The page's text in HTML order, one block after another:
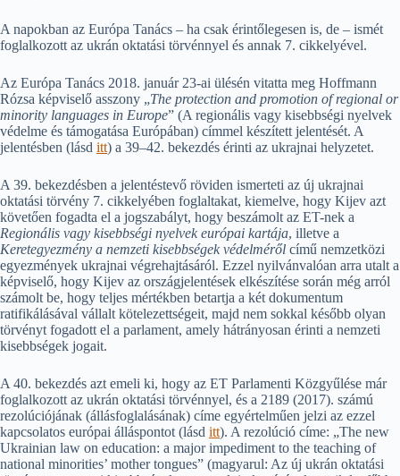
A napokban az Európa Tanács – ha csak érintőlegesen is, de – ismét
foglalkozott az ukrán oktatási törvénnyel és annak 7. cikkelyével.
Az Európa Tanács 2018. január 23-ai ülésén vitatta meg Hoffmann
Rózsa képviselő asszony „The protection and promotion of regional or
minority languages in Europe” (A regionális vagy kisebbségi nyelvek
védelme és támogatása Európában) címmel készített jelentését. A
jelentésben (lásd itt) a 39–42. bekezdés érinti az ukrajnai helyzetet.
A 39. bekezdésben a jelentéstevő röviden ismerteti az új ukrajnai
oktatási törvény 7. cikkelyében foglaltakat, kiemelve, hogy Kijev azt
követően fogadta el a jogszabályt, hogy beszámolt az ET-nek a
Regionális vagy kisebbségi nyelvek európai kartája, illetve a
Keretegyezmény a nemzeti kisebbségek védelméről című nemzetközi
egyezmények ukrajnai végrehajtásáról. Ezzel nyilvánvalóan arra utalt a
képviselő, hogy Kijev az országjelentések elkészítése során még arról
számolt be, hogy teljes mértékben betartja a két dokumentum
ratifikálásával vállalt kötelezettségeit, majd nem sokkal később olyan
törvényt fogadott el a parlament, amely hátrányosan érinti a nemzeti
kisebbségek jogait.
A 40. bekezdés azt emeli ki, hogy az ET Parlamenti Közgyűlése már
foglalkozott az ukrán oktatási törvénnyel, és a 2189 (2017). számú
rezolúciójának (állásfoglalásának) címe egyértelműen jelzi az ezzel
kapcsolatos európai álláspontot (lásd itt). A rezolúció címe: „The new
Ukrainian law on education: a major impediment to the teaching of
national minorities’ mother tongues” (magyarul: Az új ukrán oktatási